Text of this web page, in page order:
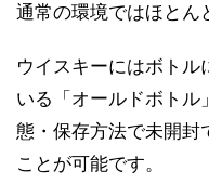
通常の環境ではほとん
ウイスキーにはボト
いる「オールドボトル
態・保存方法で未開封
ことが可能です。